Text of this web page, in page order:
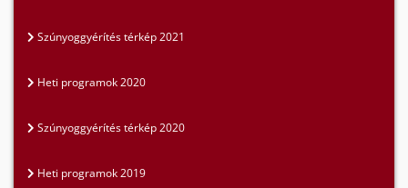
Szúnyoggyérítés térkép 2021
Heti programok 2020
Szúnyoggyérítés térkép 2020
Heti programok 2019